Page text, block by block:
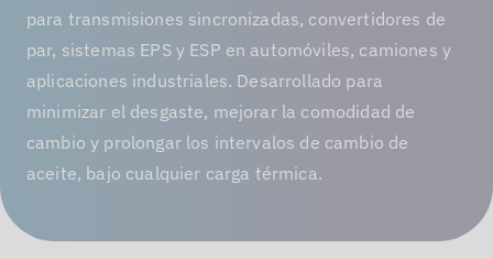
para transmisiones sincronizadas, convertidores de
par, sistemas EPS y ESP en automóviles, camiones y
aplicaciones industriales. Desarrollado para
minimizar el desgaste, mejorar la comodidad de
cambio y prolongar los intervalos de cambio de
aceite, bajo cualquier carga térmica.